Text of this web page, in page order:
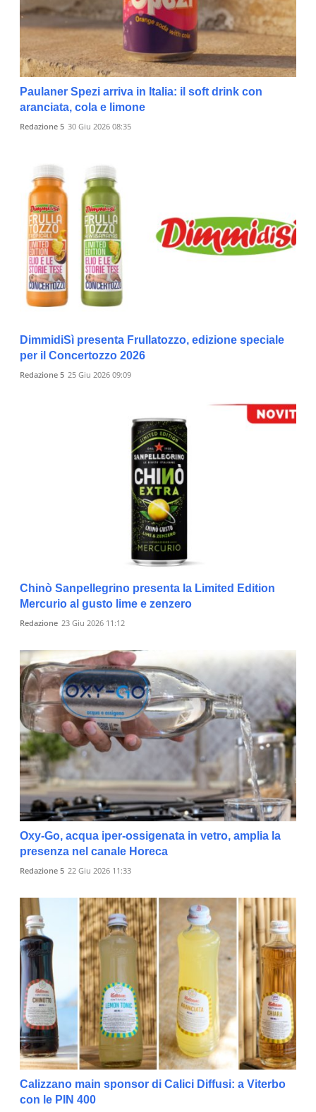
Paulaner Spezi arriva in Italia: il soft drink con
aranciata, cola e limone
Redazione 5 30 Giu 2026 08:35
DimmidiSì presenta Frullatozzo, edizione speciale
per il Concertozzo 2026
Redazione 5 25 Giu 2026 09:09
Chinò Sanpellegrino presenta la Limited Edition
Mercurio al gusto lime e zenzero
Redazione 23 Giu 2026 11:12
Oxy-Go, acqua iper-ossigenata in vetro, amplia la
presenza nel canale Horeca
Redazione 5 22 Giu 2026 11:33
Calizzano main sponsor di Calici Diffusi: a Viterbo
con le PIN 400